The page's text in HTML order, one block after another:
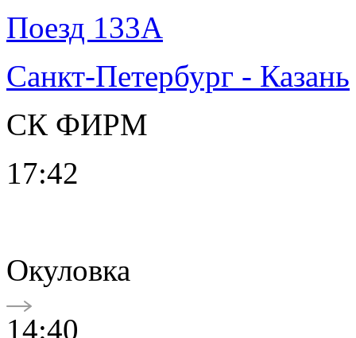
Поезд 133А
Санкт-Петербург - Казань
СК ФИРМ
17:42
Окуловка
14:40